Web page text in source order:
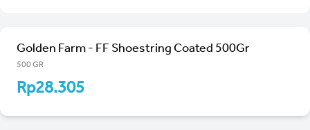
Golden Farm - FF Shoestring Coated 500Gr
500 GR
Rp28.305